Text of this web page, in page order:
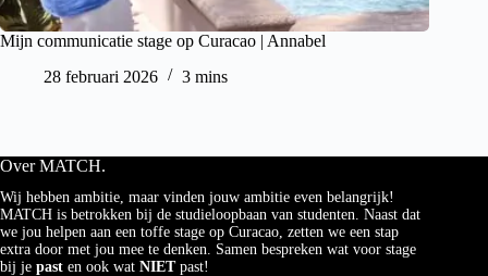
Mijn communicatie stage op Curacao | Annabel
28 februari 2026
3 mins
Over MATCH.
Wij hebben ambitie, maar vinden jouw ambitie even belangrijk!
MATCH is betrokken bij de studieloopbaan van studenten. Naast dat
we jou helpen aan een toffe stage op Curacao, zetten we een stap
extra door met jou mee te denken. Samen bespreken wat voor stage
bij je past en ook wat NIET past!